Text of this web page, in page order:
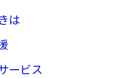
は
ービス